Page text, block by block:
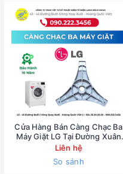
Cửa Hàng Bán Càng Chạc Ba
Máy Giặt LG Tại Đường Xuân
Thủy - 0902223456
Liên hệ
So sánh